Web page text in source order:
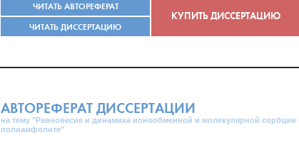
ЧИТАТЬ АВТОРЕФЕРАТ
ЧИТАТЬ ДИССЕРТАЦИЮ
КУПИТЬ ДИССЕРТАЦИЮ
АВТОРЕФЕРАТ ДИССЕРТАЦИИ
на тему "Равновесие и динамика ионообменной и молекулярной
полиамфолите"